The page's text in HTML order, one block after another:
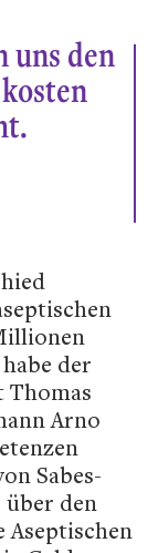
uns den
der
Thomas
Arno
Sabes-
den
Aseptischen